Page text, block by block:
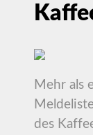
Mehr als
des